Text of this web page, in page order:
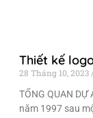
Thiết kế
28 Tháng 10, 2023
TỔNG QUAN
năm 1997 sau